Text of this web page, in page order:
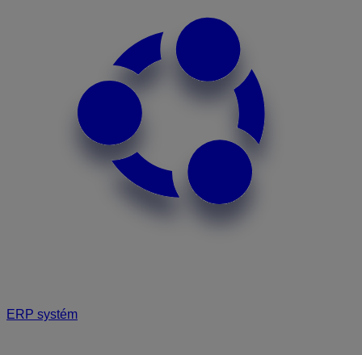
ERP systém